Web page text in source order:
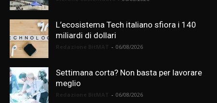
L’ecosistema Tech italiano sfiora i 140
miliardi di dollari
- 06/08/2026
Settimana corta? Non basta per lavorare
meglio
- 06/08/2026